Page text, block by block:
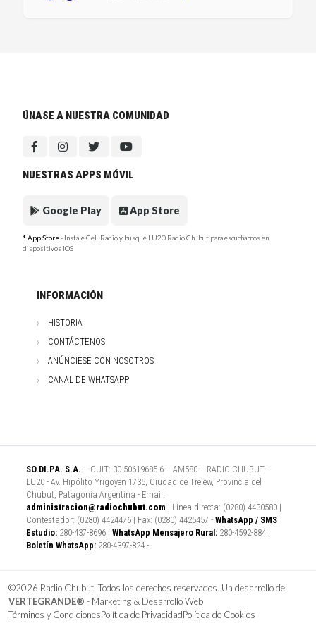
ÚNASE A NUESTRA COMUNIDAD
NUESTRAS APPS MÓVIL
Google Play App Store
* App Store- Instale CeluRadio y busque LU20 Radio Chubut para escucharnos en
dispositivos iOS
INFORMACIÓN
HISTORIA
CONTÁCTENOS
ANÚNCIESE CON NOSOTROS
CANAL DE WHATSAPP
SO.DI.PA. S.A. – CUIT: 30-50619685-6 – AM580 – RADIO CHUBUT –
LU20 - Av. Hipólito Yrigoyen 1735, Ciudad de Trelew, Provincia del
Chubut, Patagonia Argentina - Email:
administracion@radiochubut.com | Línea directa: (0280) 4430580 |
Contestador: (0280) 4424476 | Fax: (0280) 4425457 - WhatsApp / SMS
Estudio: 280-437-8696 | WhatsApp Mensajero Rural: 280-4592-884 |
Boletín WhatsApp: 280-4397-824 -
©2026 Radio Chubut. Todos los derechos reservados. Un desarrollo de:
VERTEGRANDE® - Marketing & Desarrollo Web
Términos y CondicionesPolítica de PrivacidadPolítica de Cookies